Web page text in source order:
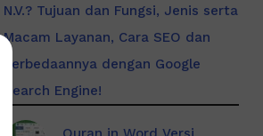
N.V.? Tujuan dan Fungsi, Jenis serta
Macam Layanan, Cara SEO dan
Perbedaannya dengan Google
Search Engine!